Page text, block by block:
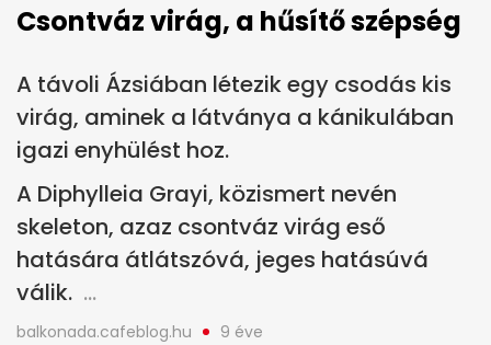
Csontváz virág, a hűsítő szépség
A távoli Ázsiában létezik egy csodás kis
virág, aminek a látványa a kánikulában
igazi enyhülést hoz.
A Diphylleia Grayi, közismert nevén
skeleton, azaz csontváz virág eső
hatására átlátszóvá, jeges hatásúvá
válik.
balkonada.cafeblog.hu 9 éve